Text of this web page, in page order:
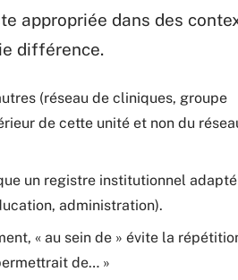
appropriée dans des
différence.
(réseau de cliniques, groupe
de cette unité et non du
un registre institutionnel
administration).
« au sein de » évite la
de… »